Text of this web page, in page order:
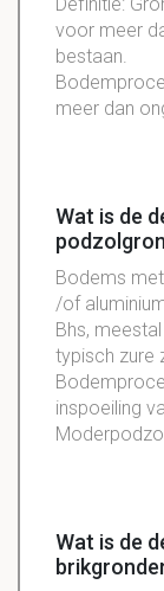
Definitie:
voor meer
bestaan.
meer dan
Wat is de
Bodems
/of
Bhs,
typisch zure
inspoeiling
Wat is de